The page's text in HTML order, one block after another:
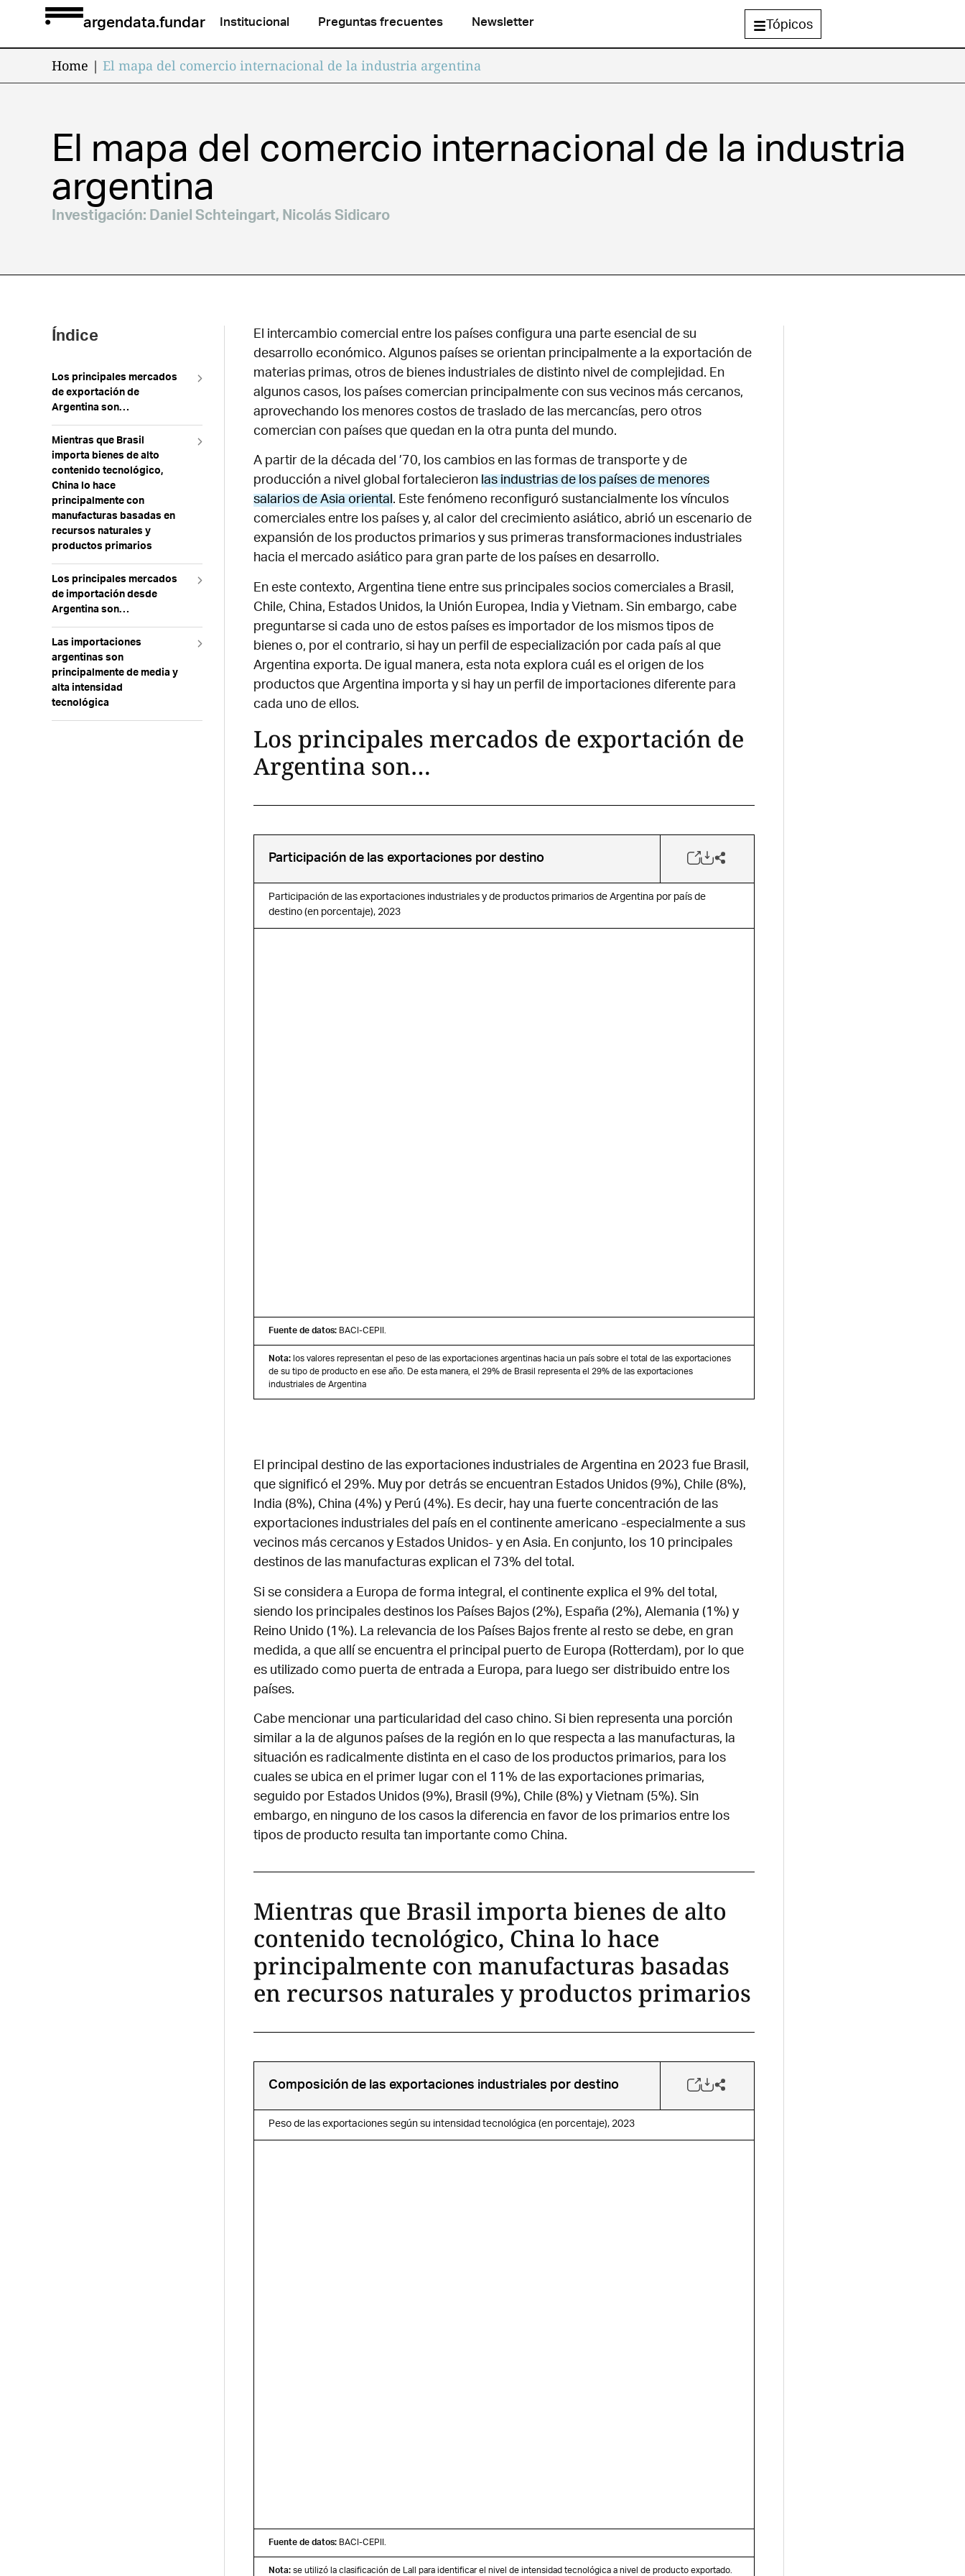
argendata.fundar Institucional Preguntas frecuentes Newsletter Tópicos
Home |El mapa del comercio internacional de la industria argentina
El mapa del comercio internacional de la industria
argentina
Investigación: Daniel Schteingart, Nicolás Sidicaro
Índice
Los principales mercados
de exportación de
Argentina son…
Participación de las
exportaciones por destino
Mientras que Brasil
importa bienes de alto
contenido tecnológico,
China lo hace
principalmente con
manufacturas basadas en
recursos naturales y
productos primarios
Composición de las
exportaciones industriales
por destino
Los principales mercados
de importación desde
Argentina son…
Peso en las importaciones
argentinas
Las importaciones
argentinas son
principalmente de media y
alta intensidad
tecnológica
Composición de las
El intercambio comercial entre los países configura una parte esencial de su
desarrollo económico. Algunos países se orientan principalmente a la exportación de
materias primas, otros de bienes industriales de distinto nivel de complejidad. En
algunos casos, los países comercian principalmente con sus vecinos más cercanos,
aprovechando los menores costos de traslado de las mercancías, pero otros
comercian con países que quedan en la otra punta del mundo.
A partir de la década del ’70, los cambios en las formas de transporte y de
producción a nivel global fortalecieron las industrias de los países de menores
salarios de Asia oriental. Este fenómeno reconfiguró sustancialmente los vínculos
comerciales entre los países y, al calor del crecimiento asiático, abrió un escenario de
expansión de los productos primarios y sus primeras transformaciones industriales
hacia el mercado asiático para gran parte de los países en desarrollo.
En este contexto, Argentina tiene entre sus principales socios comerciales a Brasil,
Chile, China, Estados Unidos, la Unión Europea, India y Vietnam. Sin embargo, cabe
preguntarse si cada uno de estos países es importador de los mismos tipos de
bienes o, por el contrario, si hay un perfil de especialización por cada país al que
Argentina exporta. De igual manera, esta nota explora cuál es el origen de los
productos que Argentina importa y si hay un perfil de importaciones diferente para
cada uno de ellos.
Los principales mercados de exportación de
Argentina son…
Participación de las exportaciones por destino
Participación de las exportaciones industriales y de productos primarios de Argentina por país de
destino (en porcentaje), 2023
Fuente de datos: BACI-CEPII.
Nota: los valores representan el peso de las exportaciones argentinas hacia un país sobre el total de las exportaciones
de su tipo de producto en ese año. De esta manera, el 29% de Brasil representa el 29% de las exportaciones
industriales de Argentina
El principal destino de las exportaciones industriales de Argentina en 2023 fue Brasil,
que significó el 29%. Muy por detrás se encuentran Estados Unidos (9%), Chile (8%),
India (8%), China (4%) y Perú (4%). Es decir, hay una fuerte concentración de las
exportaciones industriales del país en el continente americano -especialmente a sus
vecinos más cercanos y Estados Unidos- y en Asia. En conjunto, los 10 principales
destinos de las manufacturas explican el 73% del total.
Si se considera a Europa de forma integral, el continente explica el 9% del total,
siendo los principales destinos los Países Bajos (2%), España (2%), Alemania (1%) y
Reino Unido (1%). La relevancia de los Países Bajos frente al resto se debe, en gran
medida, a que allí se encuentra el principal puerto de Europa (Rotterdam), por lo que
es utilizado como puerta de entrada a Europa, para luego ser distribuido entre los
países.
Cabe mencionar una particularidad del caso chino. Si bien representa una porción
similar a la de algunos países de la región en lo que respecta a las manufacturas, la
situación es radicalmente distinta en el caso de los productos primarios, para los
cuales se ubica en el primer lugar con el 11% de las exportaciones primarias,
seguido por Estados Unidos (9%), Brasil (9%), Chile (8%) y Vietnam (5%). Sin
embargo, en ninguno de los casos la diferencia en favor de los primarios entre los
tipos de producto resulta tan importante como China.
Mientras que Brasil importa bienes de alto
contenido tecnológico, China lo hace
principalmente con manufacturas basadas
en recursos naturales y productos primarios
Composición de las exportaciones industriales por destino
Peso de las exportaciones según su intensidad tecnológica (en porcentaje), 2023
Fuente de datos: BACI-CEPII.
Nota: se utilizó la clasificación de Lall para identificar el nivel de intensidad tecnológica a nivel de producto exportado.